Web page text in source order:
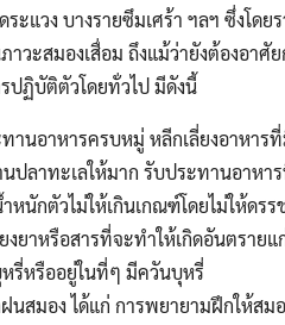
ระแวง บางรายซึมเศร้า ฯลฯ ซึ่งโด
าวะสมองเสื่อม ถึงแม้ว่ายังต้องอา
ปฏิบัติตัวโดยทั่วไป มีดังนี้
านอาหารครบหมู่ หลีกเลี่ยงอาหาร
ปลาทะเลให้มาก รับประทานอาห
หนักตัวไม่ให้เกินเกณฑ์โดยไม่ให้ดร
งยาหรือสารที่จะทำให้เกิดอันตราย
รี่หรืออยู่ในที่ๆ มีควันบุหรี่
นสมอง ได้แก่ การพยายามฝึกให้ส